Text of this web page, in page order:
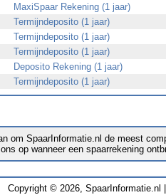
MaxiSpaar Rekening (1 jaar)
Termijndeposito (1 jaar)
Termijndeposito (1 jaar)
Termijndeposito (1 jaar)
Deposito Rekening (1 jaar)
Termijndeposito (1 jaar)
om SpaarInformatie.nl de meest
op wanneer een spaarrekening
Copyright © 2026, SpaarInformatie.nl